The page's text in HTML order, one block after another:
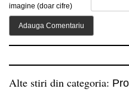
imagine (doar cifre)
Alte stiri din categoria: